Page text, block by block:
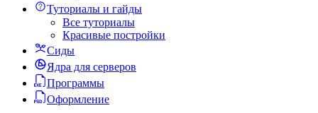
Туториалы и гайды
Все туториалы
Красивые постройки
Сиды
Ядра для серверов
Программы
Оформление